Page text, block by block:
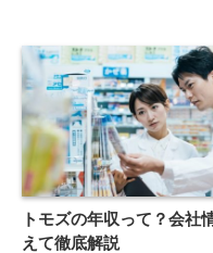
トモズの年収って？会社
えて徹底解説